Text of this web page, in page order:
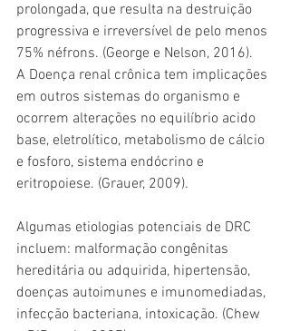
prolongada, que resulta na destruição
progressiva e irreversível de pelo menos
75% néfrons. (George e Nelson, 2016).
A Doença renal crônica tem implicações
em outros sistemas do organismo e
ocorrem alterações no equilíbrio acido
base, eletrolítico, metabolismo de cálcio
e fosforo, sistema endócrino e
eritropoiese. (Grauer, 2009).
Algumas etiologias potenciais de DRC
incluem: malformação congênitas
hereditária ou adquirida, hipertensão,
doenças autoimunes e imunomediadas,
infecção bacteriana, intoxicação. (Chew